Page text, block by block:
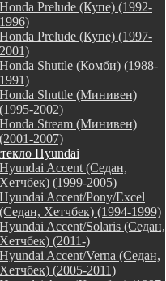
Honda Prelude (Купе) (1992-
1996)
Honda Prelude (Купе) (1997-
2001)
Honda Shuttle (Комби) (1988-
1991)
Honda Shuttle (Минивен)
(1995-2002)
Honda Stream (Минивен)
(2001-2007)
Hyundai
Hyundai Accent (Седан,
Хетчбек) (1999-2005)
Hyundai Accent/Pony/Excel
(Седан, Хетчбек) (1994-1999)
Hyundai Accent/Solaris (Седан,
Хетчбек) (2011-)
Hyundai Accent/Verna (Седан,
Хетчбек) (2005-2011)